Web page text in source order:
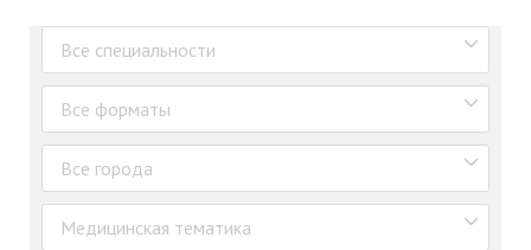
Все специальности
Все форматы
Все города
Медицинская тематика